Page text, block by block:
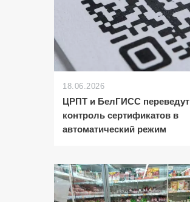
18.06.2026
ЦРПТ и БелГИСС переведут
контроль сертификатов в
автоматический режим